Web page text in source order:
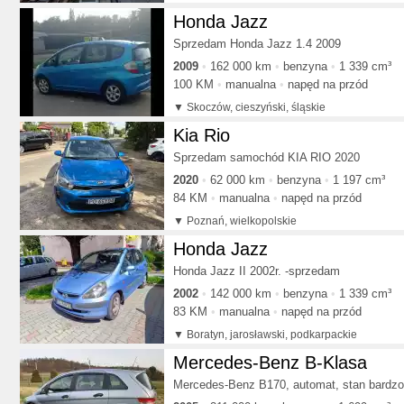
Honda Jazz
Sprzedam Honda Jazz 1.4 2009
2009
162 000 km benzyna
1 339 cm³
100 KM
manualna napęd na przód
Skoczów, cieszyński, śląskie
Kia Rio
Sprzedam samochód KIA RIO 2020
2020
62 000 km benzyna
1 197 cm³
84 KM
manualna napęd na przód
Poznań, wielkopolskie
Honda Jazz
Honda Jazz II 2002r. -sprzedam
2002
142 000 km benzyna
1 339 cm³
83 KM
manualna napęd na przód
Boratyn, jarosławski, podkarpackie
Mercedes-Benz B-Klasa
Mercedes-Benz B170, automat, stan